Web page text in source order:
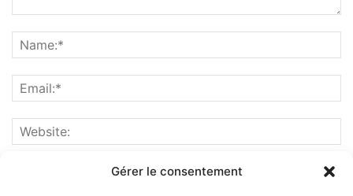
Gérer le consentement